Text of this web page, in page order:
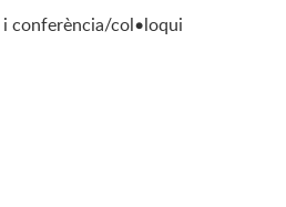
i conferència/col•loqui